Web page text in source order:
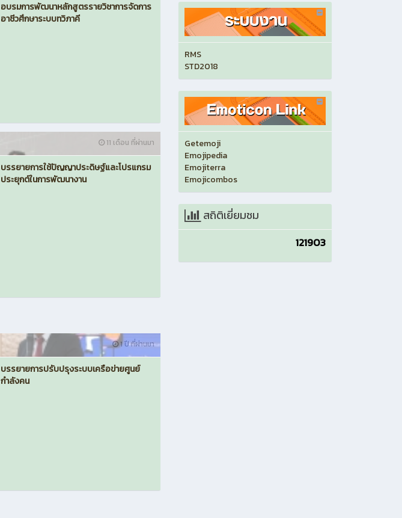
อบรมการพัฒนาหลักสูตรรายวิชาการจัดการ
อาชีวศึกษาระบบทวิภาคี
11 เดือน ที่ผ่านมา
บรรยายการใช้ปัญญาประดิษฐ์และโปรแกรม
ประยุกต์ในการพัฒนางาน
1 ปี ที่ผ่านมา
บรรยายการปรับปรุงระบบเครือข่ายศูนย์
กำลังคน
RMS
STD2018
Getemoji
Emojipedia
Emojiterra
Emojicombos
สถิติเยี่ยมชม
121903